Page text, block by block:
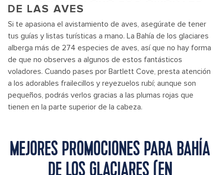
DE LAS AVES
Si te apasiona el avistamiento de aves, asegúrate de tener
tus guías y listas turísticas a mano. La Bahía de los glaciares
alberga más de 274 especies de aves, así que no hay forma
de que no observes a algunos de estos fantásticos
voladores. Cuando pases por Bartlett Cove, presta atención
a los adorables frailecillos y reyezuelos rubí; aunque son
pequeños, podrás verlos gracias a las plumas rojas que
tienen en la parte superior de la cabeza.
MEJORES PROMOCIONES PARA BAHÍA